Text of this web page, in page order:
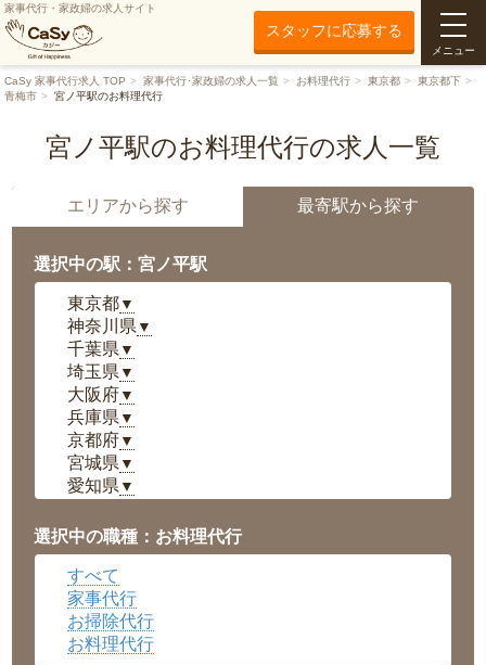
家事代行・家政婦の求人サイト
スタッフに応募する
メニュー
CaSy 家事代行求人 TOP 家事代行･家政婦の求人一覧 お料理代行 東京都
東京都下
青梅市
宮ノ平駅のお料理代行
宮ノ平駅のお料理代行の求人一覧
エリアから探す 最寄駅から探す
選択中の駅：宮ノ平駅
東京都▼
神奈川県 ▼
千葉県 ▼
埼玉県 ▼
大阪府▼
兵庫県 ▼
京都府▼
宮城県 ▼
愛知県 ▼
岡山県▼
広島県▼
沖縄県
選択中の職種：お料理代行
すべて
家事代行
お掃除代行
お料理代行